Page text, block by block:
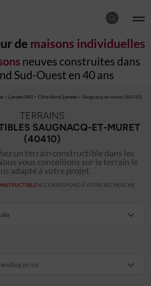
de maisons individuelles
neuves construites dans
Sud-Ouest en 40 ans
> Landes (40) > Côte Nord Landes > Saugnacq-et-muret (40410)
TERRAINS
SAUGNACQ-ET-MURET
(40410)
un terrain constructible dans les
vous conseillons sur le terrain le
adapté à votre projet.
NE CORRESPOND À VOTRE RECHERCHE
price